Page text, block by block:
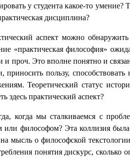
у студента какое-то
дисциплина?
аспект можно
«практическая философия»
и проч. Это вполне понятно и
пользу,
Теоретический статус
здесь практический аспект?
когда мы сталкиваемся с
или философом? Эта коллизия
мысль о философской
понятия дискурс, сколько